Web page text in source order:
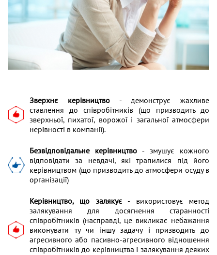
Зверхнє керівництво- демонструє жахливе
ставлення до співробітників (що призводить до
зверхньої, пихатої, ворожої і загальної атмосфери
нерівності в компанії).
Безвідповідальне керівництво - змушує кожного
відповідати за невдачі, які трапилися під його
керівництвом (що призводить до атмосфери осуду в
організації)
Керівництво, що залякує- використовує метод
залякування для досягнення старанності
співробітників (насправді, це викликає небажання
виконувати ту чи іншу задачу і призводить до
агресивного або пасивно-агресивного відношення
співробітників до керівництва і залякування деяких